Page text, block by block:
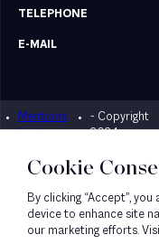
TELEPHONE
E-MAIL
Mentions
légales
- Copyright
2024
Cookie
By clicking “Accept”,
device to enhance site
our marketing efforts.